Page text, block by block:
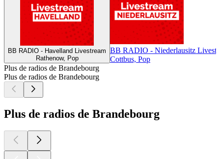
BB RADIO - Havelland Livestream
Rathenow, Pop
BB RADIO - Niederlausitz
Cottbus, Pop
Plus de radios de Brandebourg
Plus de radios de Brandebourg
Plus de radios de Brandebourg